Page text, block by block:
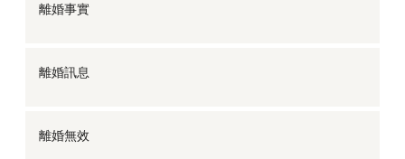
離婚事實
離婚訊息
離婚無效